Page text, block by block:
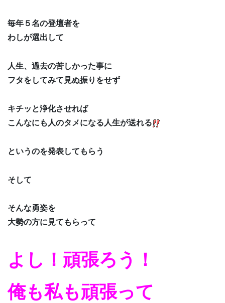
毎年５名の登壇者を
わしが選出して
人生、過去の苦しかった事に
フタをしてみて見ぬ振りをせず
キチッと浄化させれば
こんなにも人のタメになる人生が送れる
というのを発表してもらう
そして
そんな勇姿を
大勢の方に見てもらって
よし！頑張ろう！
俺も私も頑張って